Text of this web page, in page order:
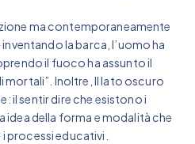
ma contemporaneamente
la barca, l’uomo ha
il fuoco ha assunto il
Inoltre, Il lato oscuro
il sentir dire che esistono i
idea della forma e modalità che
processi educativi.